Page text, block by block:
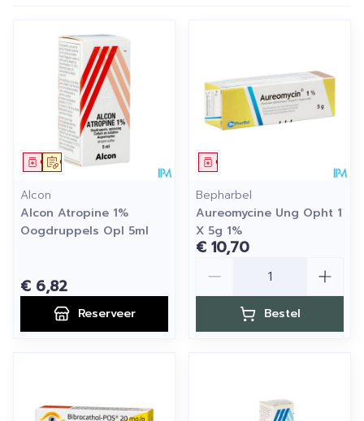
Op voorschrift
Geneesmiddel
Alcon
Alcon Atropine 1%
Oogdruppels Opl 5ml
€ 6,82
Reserveer
Geneesmiddel
Bepharbel
Aureomycine Ung Opht 1
X 5g 1%
€ 10,70
Bestel